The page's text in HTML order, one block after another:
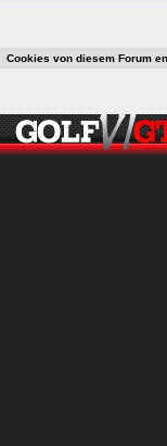
Cookies von diesem Forum